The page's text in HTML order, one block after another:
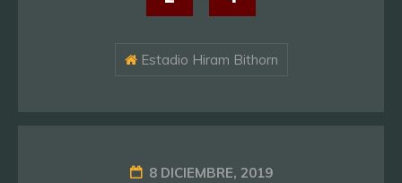
Estadio Hiram Bithorn
8 DICIEMBRE, 2019